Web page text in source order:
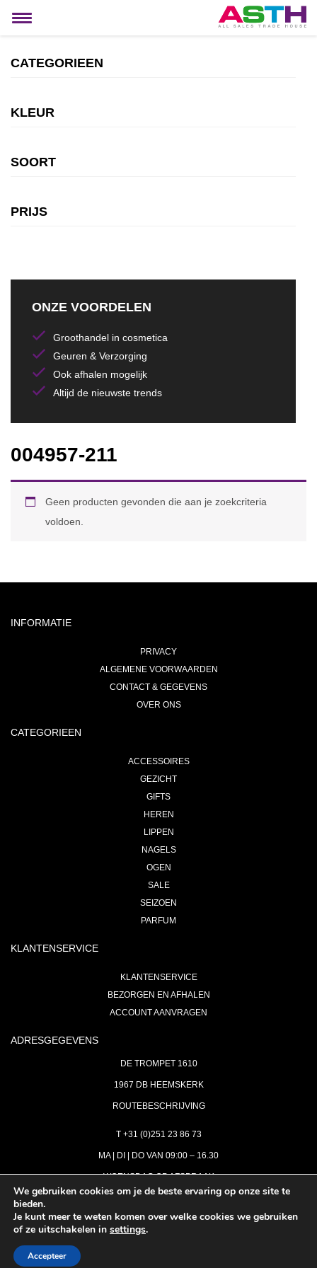
Toggle
CATEGORIEEN
KLEUR
SOORT
PRIJS
ONZE VOORDELEN
Groothandel in cosmetica
Geuren & Verzorging
Ook afhalen mogelijk
Altijd de nieuwste trends
004957-211
Geen producten gevonden die aan je zoekcriteria
voldoen.
INFORMATIE
PRIVACY
ALGEMENE VOORWAARDEN
CONTACT & GEGEVENS
OVER ONS
CATEGORIEEN
ACCESSOIRES
GEZICHT
GIFTS
HEREN
LIPPEN
NAGELS
OGEN
SALE
SEIZOEN
PARFUM
KLANTENSERVICE
KLANTENSERVICE
BEZORGEN EN AFHALEN
ACCOUNT AANVRAGEN
ADRESGEGEVENS
DE TROMPET 1610
1967 DB HEEMSKERK
ROUTEBESCHRIJVING
T +31 (0)251 23 86 73
MA | DI | DO VAN 09:00 – 16.30
WOENSDAG OP AFSPRAAK
INFO@ASTH.NL
We gebruiken cookies om je de beste ervaring op onze site te
bieden.
Je kunt meer te weten komen over welke cookies we gebruiken
of ze uitschakelen in settings.
Accepteer